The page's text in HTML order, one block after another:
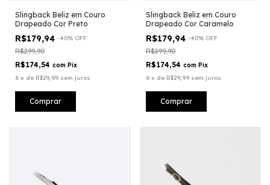
Slingback Beliz em Couro
Drapeado Cor Preto
R$179,94 -40% OFF
R$299,90
R$174,54 com Pix
6 x de R$29,99 sem juros
Comprar
Slingback Beliz em Couro
Drapeado Cor Caramelo
R$179,94 -40% OFF
R$299,90
R$174,54 com Pix
6 x de R$29,99 sem juros
Comprar